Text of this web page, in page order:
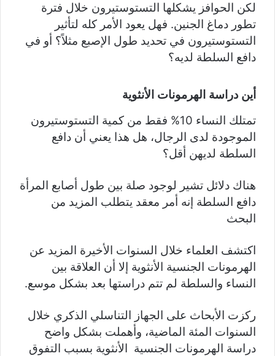
لكن الحوافز يشكلها التستوستيرون خلال فترة
تطور دماغ الجنين. فهل يعود الأمر كله لتأثير
التستوستيرون في تحديد طول الإصبع مثلاً؟ أو في
دافع السلطة لديه؟
أين دراسة الهرمونات الأنثوية
تمتلك النساء 10% فقط من كمية التستوستيرون
الموجودة لدى الرجال، هل هذا يعني أن دافع
السلطة لديهن أقل؟
هناك دلائل تشير لوجود صلة بين طول أصابع المرأة
دافع السلطة إنه أمر معقد يتطلب المزيد من
البحث
اكتشف العلماء خلال السنوات الأخيرة المزيد عن
الهرمونات الجنسية الأنثوية إلا أن العلاقة بين
النساء والسلطة لم تتم دراستها بعد بشكل موسع.
ركزت الأبحاث على الجهاز التناسلي الذكري خلال
السنوات المئة الماضية، وأهملت بشكل واضح
دراسة الهرمونات الجنسية الأنثوية بسبب التفوق